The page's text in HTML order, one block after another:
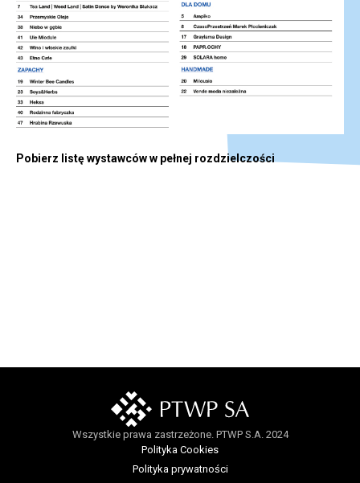
Pobierz listę wystawców w pełnej rozdzielczości
Wszystkie prawa zastrzeżone. PTWP S.A. 2024
Polityka Cookies
Polityka prywatności